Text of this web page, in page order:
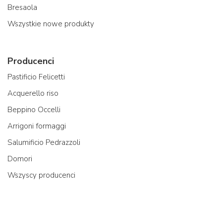
Bresaola
Wszystkie nowe produkty
Producenci
Pastificio Felicetti
Acquerello riso
Beppino Occelli
Arrigoni formaggi
Salumificio Pedrazzoli
Domori
Wszyscy producenci